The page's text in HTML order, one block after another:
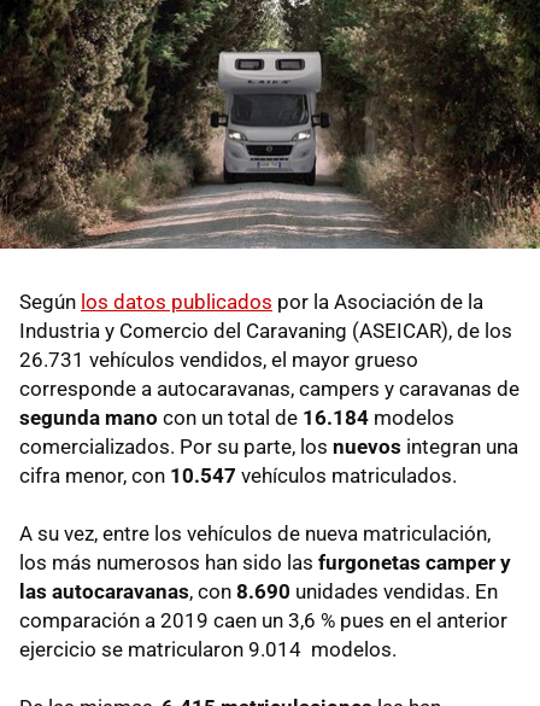
Según los datos publicados por la Asociación de la
Industria y Comercio del Caravaning (ASEICAR), de los
26.731 vehículos vendidos, el mayor grueso
corresponde a autocaravanas, campers y caravanas de
segunda mano con un total de 16.184 modelos
comercializados. Por su parte, los nuevos integran una
cifra menor, con 10.547 vehículos matriculados.
A su vez, entre los vehículos de nueva matriculación,
los más numerosos han sido las furgonetas camper y
las autocaravanas, con 8.690 unidades vendidas. En
comparación a 2019 caen un 3,6 % pues en el anterior
ejercicio se matricularon 9.014 modelos.